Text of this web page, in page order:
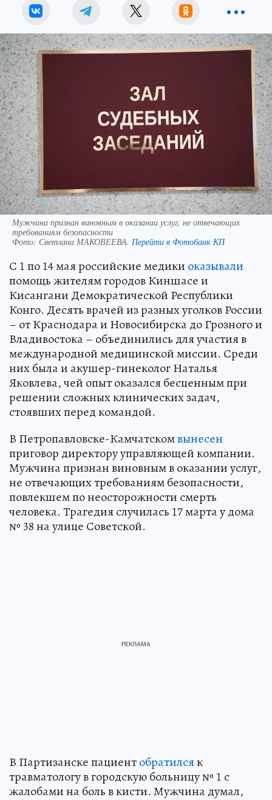
Мужчина признан виновным в оказании услуг, не отвечающих
требованиям безопасности
Фото: Светлана МАКОВЕЕВА. Перейти в Фотобанк КП
С 1 по 14 мая российские медики оказывали
помощь жителям городов Киншасе и
Кисангани Демократической Республики
Конго. Десять врачей из разных уголков России
– от Краснодара и Новосибирска до Грозного и
Владивостока – объединились для участия в
международной медицинской миссии. Среди
них была и акушер-гинеколог Наталья
Яковлева, чей опыт оказался бесценным при
решении сложных клинических задач,
стоявших перед командой.
В Петропавловске-Камчатскомвынесен
приговор директору управляющей компании.
Мужчина признан виновным в оказании услуг,
не отвечающих требованиям безопасности,
повлекшем по неосторожности смерть
человека. Трагедия случилась 17 марта у дома
№ 38 на улице Советской.
В Партизанске пациентобратилсяк
травматологу в городскую больницу № 1 с
жалобами на боль в кисти. Мужчина думал,